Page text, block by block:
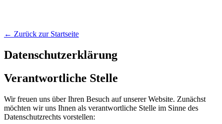
← Zurück zur Startseite
Datenschutzerklärung
Verantwortliche Stelle
Wir freuen uns über Ihren Besuch auf unserer Website. Zunächst
möchten wir uns Ihnen als verantwortliche Stelle im Sinne des
Datenschutzrechts vorstellen: